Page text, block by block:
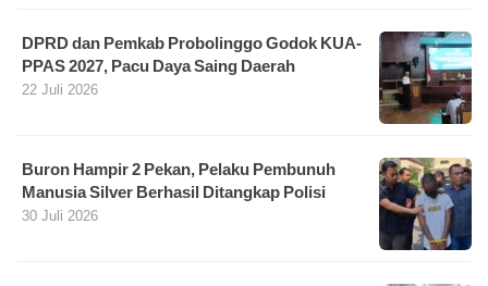
DPRD dan Pemkab Probolinggo Godok KUA-
PPAS 2027, Pacu Daya Saing Daerah
22 Juli 2026
Buron Hampir 2 Pekan, Pelaku Pembunuh
Manusia Silver Berhasil Ditangkap Polisi
30 Juli 2026